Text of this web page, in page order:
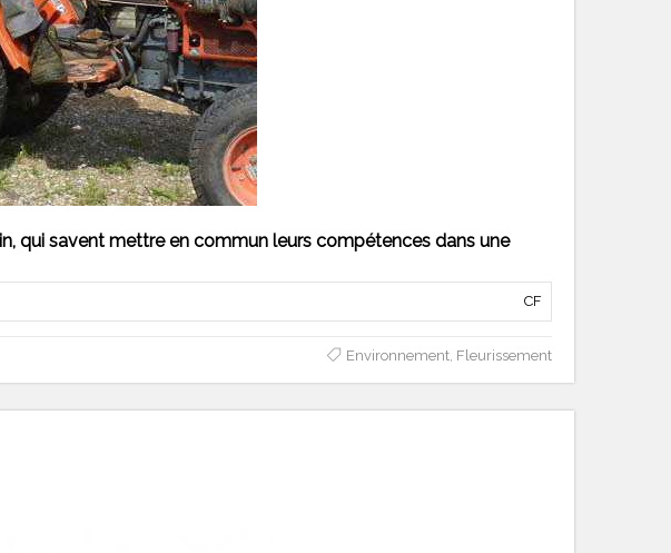
qui savent mettre en commun leurs compétences dans une
CF
Environnement, Fleurissement